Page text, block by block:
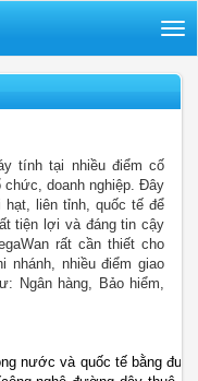
tính tại nhiều điểm cố
chức, doanh nghiệp. Đây
hạt, liên tỉnh, quốc tế để
tiện lợi và đáng tin cậy
rất cần thiết cho
nhánh, nhiều điểm giao
Ngân hàng, Bảo hiểm,
nước và quốc tế bằng